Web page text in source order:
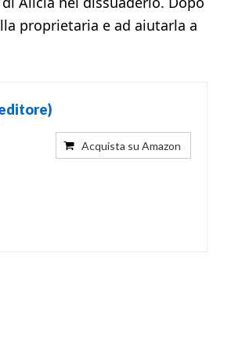
proprietaria e ad aiutarla a
Acquista su Amazon